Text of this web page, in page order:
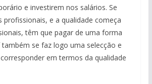
e investirem nos salários. Se
profissionais, e a qualidade começa
têm que pagar de uma forma
também se faz logo uma selecção e
em termos da qualidade